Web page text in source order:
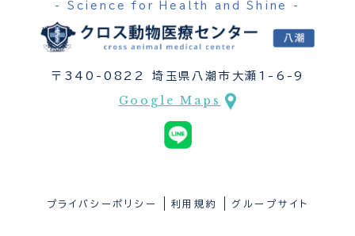
- Science for Health and Shine -
〒340-0822 埼玉県八潮市大瀬1-6-9
Google Maps
プライバシーポリシー 利用規約 グループサイト